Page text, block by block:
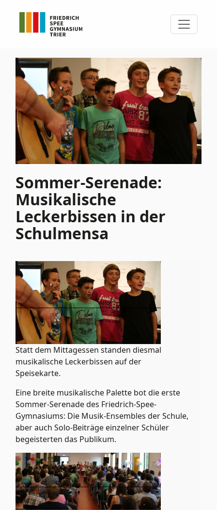
Sommer-Serenade:
Musikalische
Leckerbissen in der
Schulmensa
Statt dem Mittagessen standen diesmal
musikalische Leckerbissen auf der
Speisekarte.
Eine breite musikalische Palette bot die erste
Sommer-Serenade des Friedrich-Spee-
Gymnasiums: Die Musik-Ensembles der Schule,
aber auch Solo-Beiträge einzelner Schüler
begeisterten das Publikum.